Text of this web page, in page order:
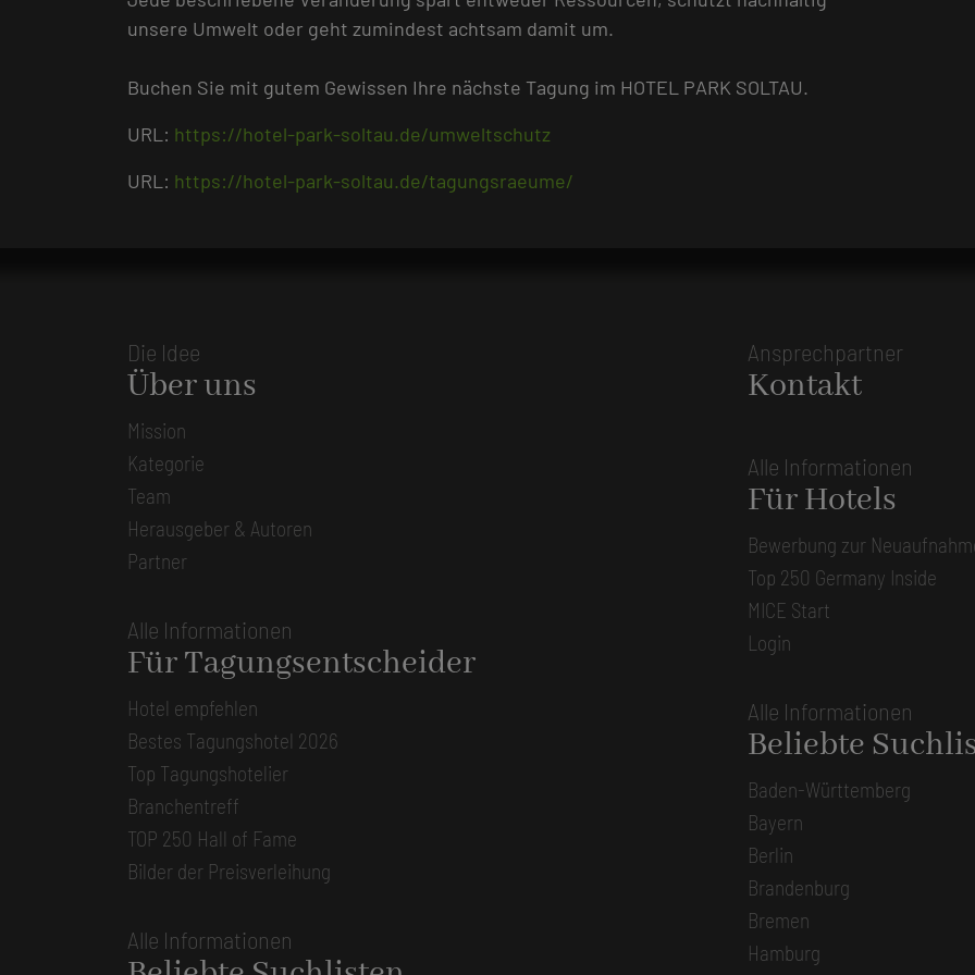
unsere Umwelt oder geht zumindest achtsam damit um.
Buchen Sie mit gutem Gewissen Ihre nächste Tagung im HOTEL PARK SOLTAU.
URL: https://hotel-park-soltau.de/umweltschutz
URL: https://hotel-park-soltau.de/tagungsraeume/
Die Idee
Über uns
Mission
Kategorie
Team
Herausgeber & Autoren
Partner
Alle Informationen
Für Tagungsentscheider
Hotel empfehlen
Bestes Tagungshotel 2026
Top Tagungshotelier
Branchentreff
TOP 250 Hall of Fame
Bilder der Preisverleihung
Alle Informationen
Ansprechpartner
Kontakt
Alle Informationen
Für Hotels
Bewerbung zur
Top 250 Germany Inside
MICE Start
Login
Alle Informationen
Beliebte
Baden-Württemberg
Bayern
Berlin
Brandenburg
Bremen
Hamburg